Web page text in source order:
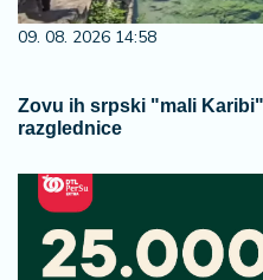
09. 08. 2026 14:58
Zovu ih srpski "mali
razglednice